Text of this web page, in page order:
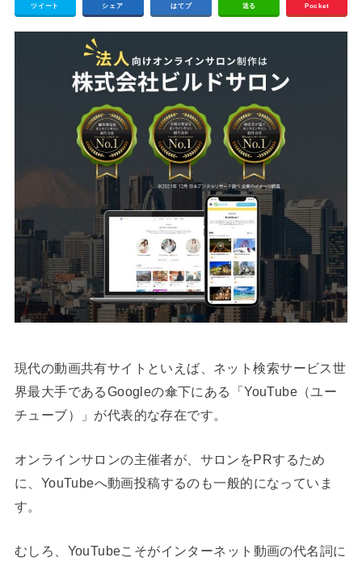
ツイート シェア はてブ 送る Pocket
現代の動画共有サイトといえば、ネット検索サービス世
界最大手であるGoogleの傘下にある「YouTube（ユー
チューブ）」が代表的な存在です。
オンラインサロンの主催者が、サロンをPRするため
に、YouTubeへ動画投稿するのも一般的になっていま
す。
むしろ、YouTubeこそがインターネット動画の代名詞に